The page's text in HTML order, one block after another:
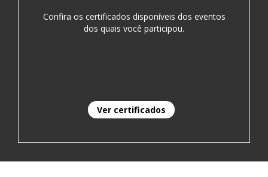
Confira os certificados disponíveis dos eventos
dos quais você participou.
Ver certificados